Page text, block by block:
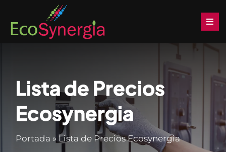
contenido
Soluciones
Productos
Lista de Precios
Ecosynergia
Portada »Lista de Precios Ecosynergia